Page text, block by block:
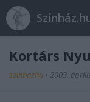
Kortárs
szinhazhu • 2003.